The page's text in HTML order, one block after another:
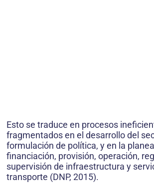
Esto se traduce en procesos
fragmentados en el desarrollo del
formulación de política, y en la
financiación, provisión, operación,
supervisión de infraestructura y
transporte (DNP, 2015).